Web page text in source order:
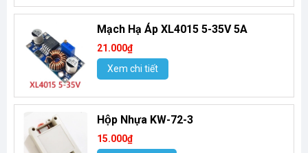
Mạch Hạ Áp XL4015 5-35V 5A
21.000₫
Xem chi tiết
Hộp Nhựa KW-72-3
15.000₫